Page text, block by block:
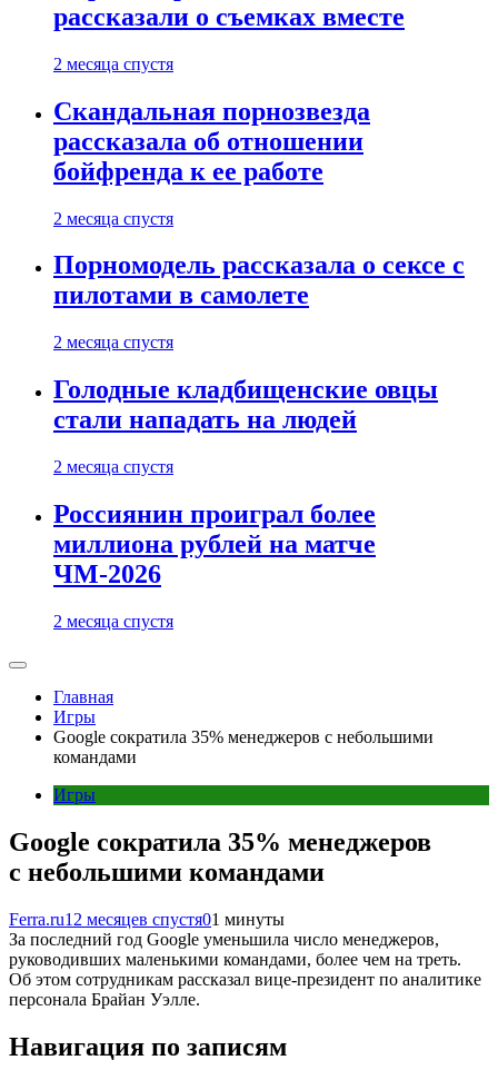
рассказали о съемках вместе
2 месяца спустя
Скандальная порнозвезда
рассказала об отношении
бойфренда к ее работе
2 месяца спустя
Порномодель рассказала о сексе с
пилотами в самолете
2 месяца спустя
Голодные кладбищенские овцы
стали нападать на людей
2 месяца спустя
Россиянин проиграл более
миллиона рублей на матче
ЧМ-2026
2 месяца спустя
Главная
Игры
Google сократила 35% менеджеров с небольшими
командами
Игры
Google сократила 35% менеджеров
с небольшими командами
Ferra.ru12 месяцев спустя01 минуты
За последний год Google уменьшила число менеджеров,
руководивших маленькими командами, более чем на треть.
Об этом сотрудникам рассказал вице-президент по аналитике
персонала Брайан Уэлле.
Навигация по записям